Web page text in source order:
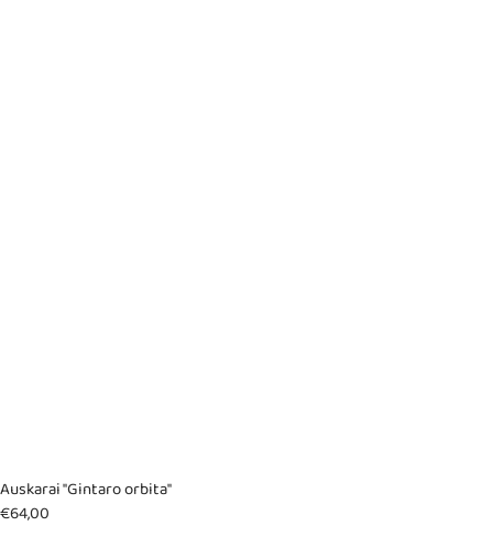
Auskarai "Gintaro orbita"
€64,00